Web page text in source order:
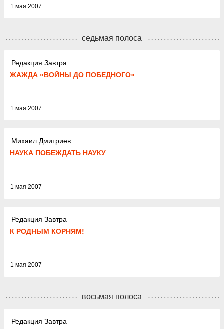
1 мая 2007
седьмая полоса
Редакция Завтра
ЖАЖДА «ВОЙНЫ ДО ПОБЕДНОГО»
1 мая 2007
Михаил Дмитриев
НАУКА ПОБЕЖДАТЬ НАУКУ
1 мая 2007
Редакция Завтра
К РОДНЫМ КОРНЯМ!
1 мая 2007
восьмая полоса
Редакция Завтра